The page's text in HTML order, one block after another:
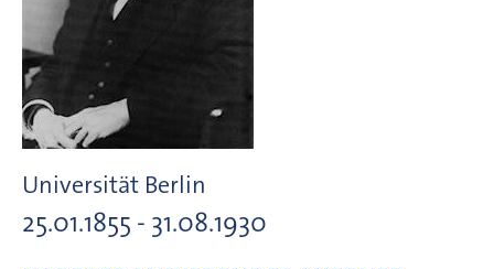
Universität Berlin
25.01.1855 - 31.08.1930